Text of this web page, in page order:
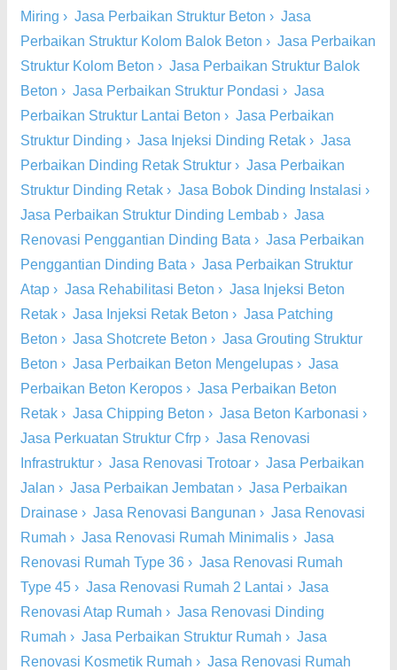
Miring › Jasa Perbaikan Struktur Beton › Jasa
Perbaikan Struktur Kolom Balok Beton › Jasa Perbaikan
Struktur Kolom Beton › Jasa Perbaikan Struktur Balok
Beton › Jasa Perbaikan Struktur Pondasi › Jasa
Perbaikan Struktur Lantai Beton › Jasa Perbaikan
Struktur Dinding › Jasa Injeksi Dinding Retak › Jasa
Perbaikan Dinding Retak Struktur › Jasa Perbaikan
Struktur Dinding Retak › Jasa Bobok Dinding Instalasi ›
Jasa Perbaikan Struktur Dinding Lembab › Jasa
Renovasi Penggantian Dinding Bata › Jasa Perbaikan
Penggantian Dinding Bata › Jasa Perbaikan Struktur
Atap › Jasa Rehabilitasi Beton › Jasa Injeksi Beton
Retak › Jasa Injeksi Retak Beton › Jasa Patching
Beton › Jasa Shotcrete Beton › Jasa Grouting Struktur
Beton › Jasa Perbaikan Beton Mengelupas › Jasa
Perbaikan Beton Keropos › Jasa Perbaikan Beton
Retak › Jasa Chipping Beton › Jasa Beton Karbonasi ›
Jasa Perkuatan Struktur Cfrp › Jasa Renovasi
Infrastruktur › Jasa Renovasi Trotoar › Jasa Perbaikan
Jalan › Jasa Perbaikan Jembatan › Jasa Perbaikan
Drainase › Jasa Renovasi Bangunan › Jasa Renovasi
Rumah › Jasa Renovasi Rumah Minimalis › Jasa
Renovasi Rumah Type 36 › Jasa Renovasi Rumah
Type 45 › Jasa Renovasi Rumah 2 Lantai › Jasa
Renovasi Atap Rumah › Jasa Renovasi Dinding
Rumah › Jasa Perbaikan Struktur Rumah › Jasa
Renovasi Kosmetik Rumah › Jasa Renovasi Rumah